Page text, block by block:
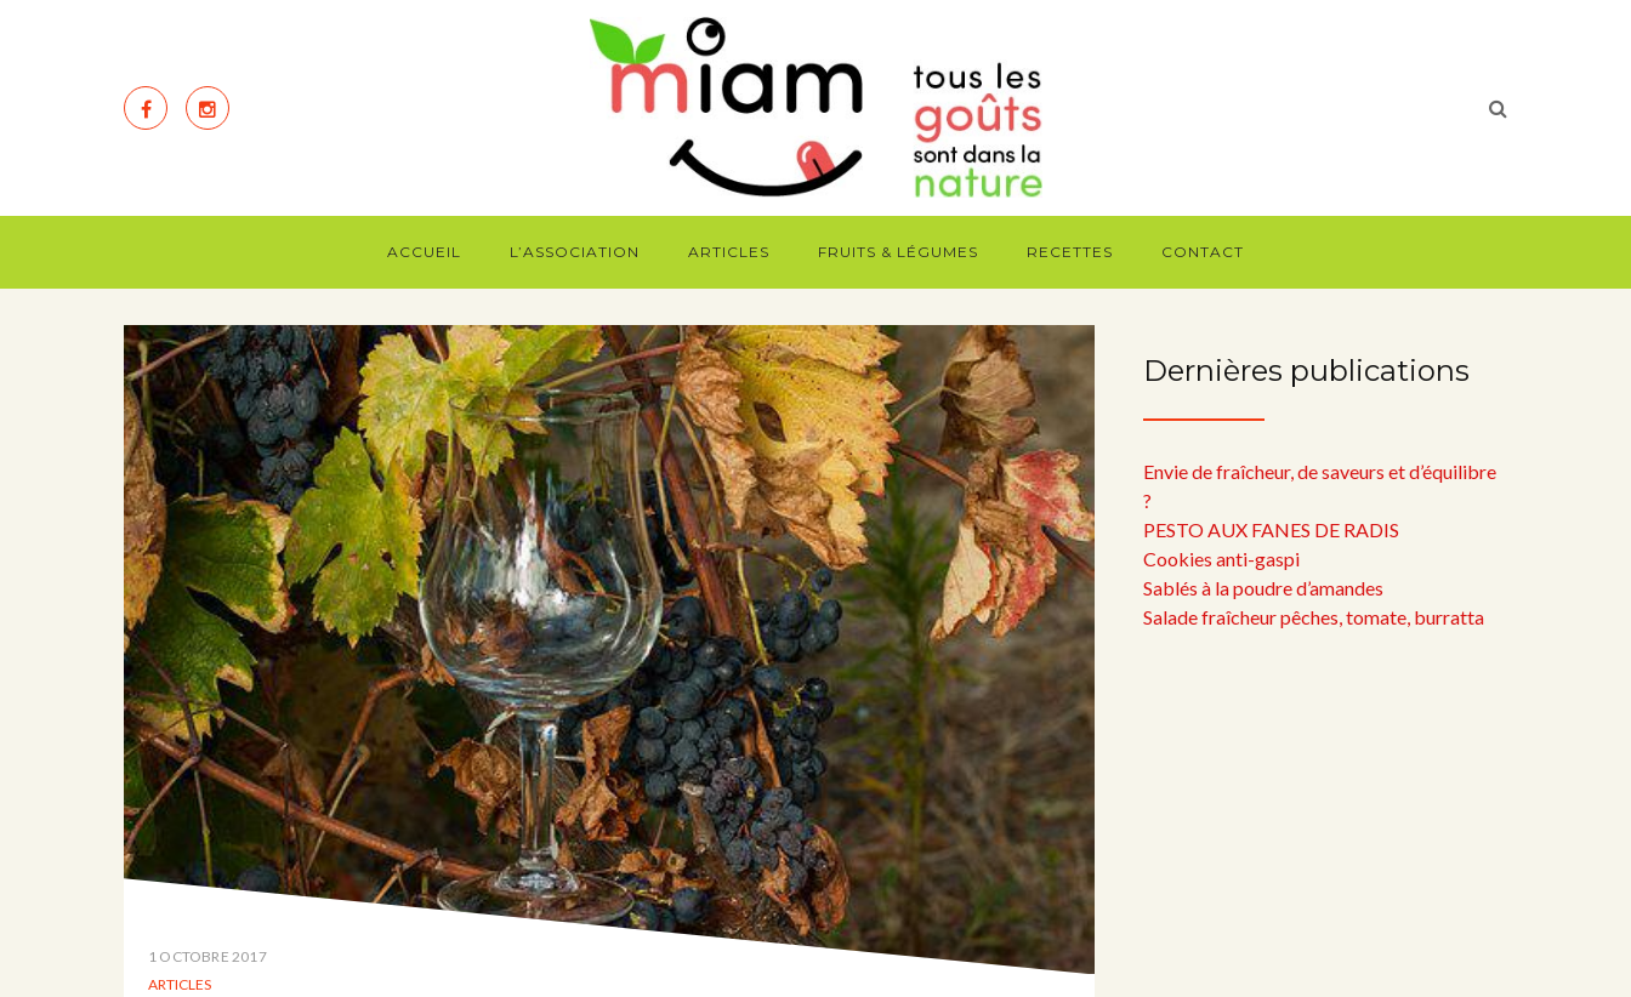
ACCUEIL L’ASSOCIATION ARTICLES FRUITS & LÉGUMES RECETTES CONTACT
1 OCTOBRE 2017
ARTICLES
Dernières publications
Envie de fraîcheur, de saveurs et d’équilibre
?
PESTO AUX FANES DE RADIS
Cookies anti-gaspi
Sablés à la poudre d’amandes
Salade fraîcheur pêches, tomate, burratta